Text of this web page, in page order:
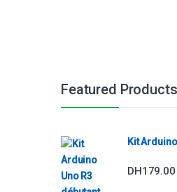
Featured Products
Kit
DH179.00